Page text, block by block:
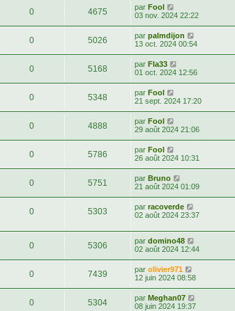
0 4675 par Fool
03 nov. 2024 22:22
0 5026 par palmdijon
13 oct. 2024 00:54
0 5168 par Fla33
01 oct. 2024 12:56
0 5348 par Fool
21 sept. 2024 17:20
0 4888 par Fool
29 août 2024 21:06
0 5786 par Fool
26 août 2024 10:31
0 5751 par Bruno
21 août 2024 01:09
0 5303 par racoverde
02 août 2024 23:37
0 5306 par domino48
02 août 2024 12:44
0 7439 par olivier971
12 juin 2024 08:58
0 5304 par Meghan07
08 juin 2024 19:37